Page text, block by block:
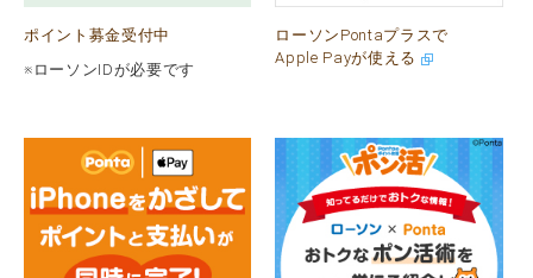
ポイント募金受付中
※ローソンIDが必要です
ローソンPontaプラスで
Apple Payが使える